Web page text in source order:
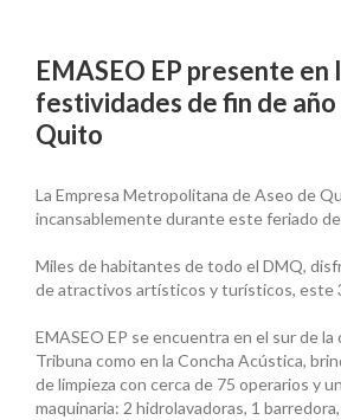
EMASEO EP presente en
festividades de fin de año
Quito
La Empresa Metropolitana de Aseo de
incansablemente durante este feriado
Miles de habitantes de todo el DMQ,
de atractivos artísticos y turísticos, este
EMASEO EP se encuentra en el sur de la
Tribuna como en la Concha Acústica,
de limpieza con cerca de 75 operarios y
maquinaria: 2 hidrolavadoras, 1